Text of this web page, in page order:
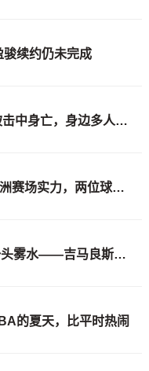
骏续约仍未完成
泰国足球场遭雷击，一24岁球员被击中身亡，身边多人倒地，至少9人受伤，警方介入调查
阿森纳主帅称赞U17国足：具备欧洲赛场实力，两位球员特别突出
阿森纳奇葩转会思路令纽卡斯尔一头雾水——吉马良斯转会幕后全细节
的夏天，比平时热闹